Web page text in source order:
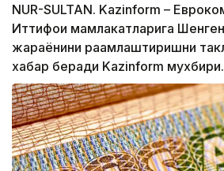
NUR-SULTAN. Kazinform –
Иттифоқи мамлакатларига
жараёнини рақамлаштиришни
хабар беради Kazinform мухбири.